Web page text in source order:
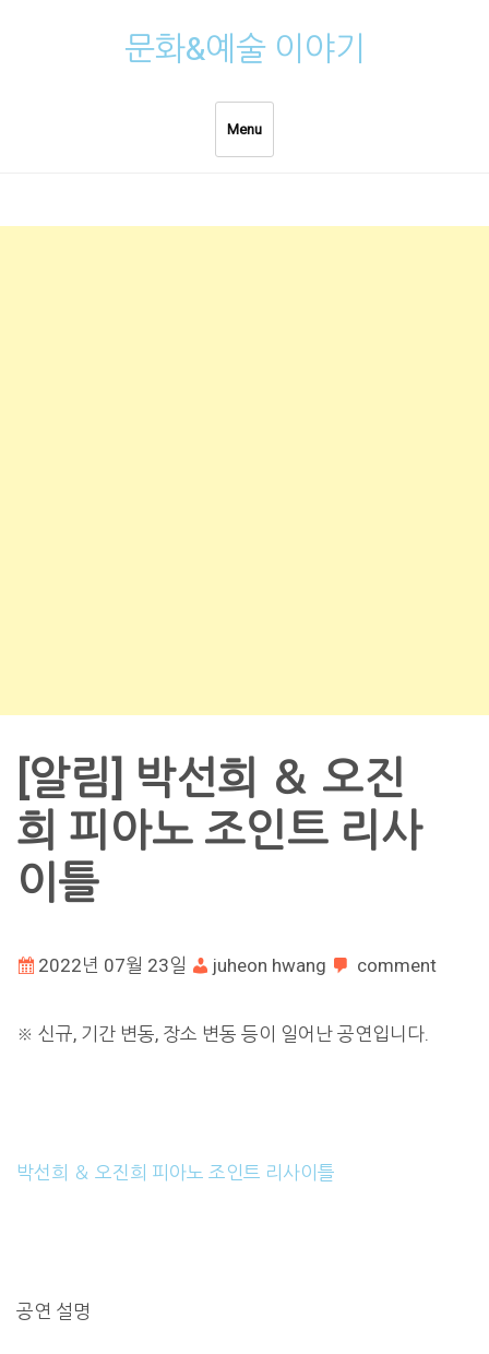
문화&예술 이야기
Menu
[알림] 박선희 ＆ 오진
희 피아노 조인트 리사
이틀
2022년 07월 23일 juheon hwang comment
※ 신규, 기간 변동, 장소 변동 등이 일어난 공연입니다.
박선희 ＆ 오진희 피아노 조인트 리사이틀
공연 설명